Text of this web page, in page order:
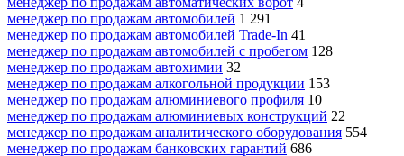
менеджер по продажам автомобилей 1 291
менеджер по продажам автомобилей Trade-In 41
менеджер по продажам автомобилей с пробегом 128
менеджер по продажам автохимии 32
менеджер по продажам алкогольной продукции 153
менеджер по продажам алюминиевого профиля 10
менеджер по продажам алюминиевых конструкций 22
менеджер по продажам аналитического оборудования 554
менеджер по продажам банковских гарантий 686